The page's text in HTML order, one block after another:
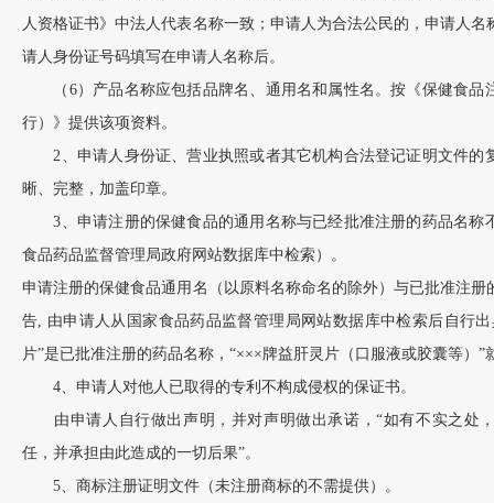
人资格证书》中法人代表名称一致；申请人为合法公民的，申请人
请人身份证号码填写在申请人名称后。
（6）产品名称应包括品牌名、通用名和属性名。按《保健食品
行）》提供该项资料。
2、申请人身份证、营业执照或者其它机构合法登记证明文件的
晰、完整，加盖印章。
3、申请注册的保健食品的通用名称与已经批准注册的药品名称
食品药品监督管理局政府网站数据库中检索）。
申请注册的保健食品通用名（以原料名称命名的除外）与已批准注册
告, 由申请人从国家食品药品监督管理局网站数据库中检索后自行
片”是已批准注册的药品名称，“×××牌益肝灵片（口服液或胶囊等）
4、申请人对他人已取得的专利不构成侵权的保证书。
由申请人自行做出声明，并对声明做出承诺，“如有不实之处
任，并承担由此造成的一切后果”。
5、商标注册证明文件（未注册商标的不需提供）。